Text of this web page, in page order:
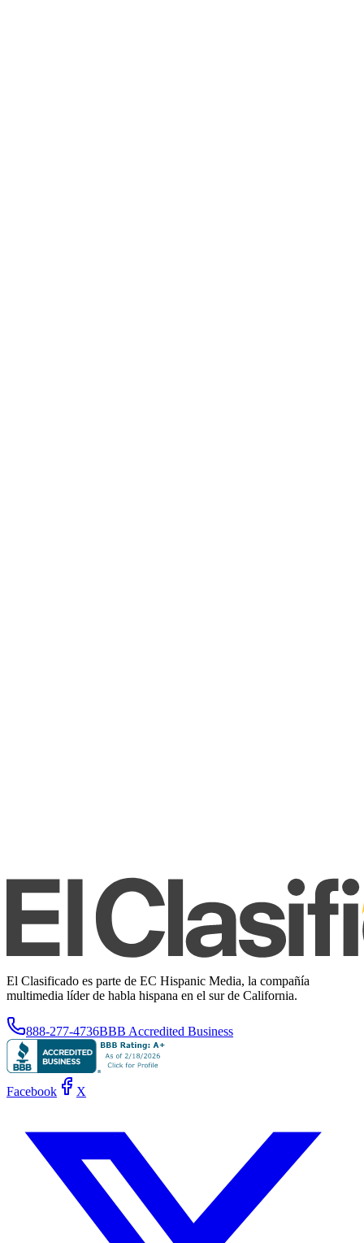
El Clasificado es parte de EC Hispanic Media, la compañía
multimedia líder de habla hispana en el sur de California.
888-277-4736BBB Accredited Business
Facebook X